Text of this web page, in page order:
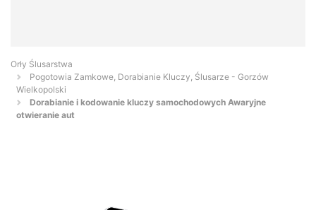
Orły Ślusarstwa
Pogotowia Zamkowe, Dorabianie Kluczy, Ślusarze - Gorzów
Wielkopolski
Dorabianie i kodowanie kluczy samochodowych Awaryjne
otwieranie aut